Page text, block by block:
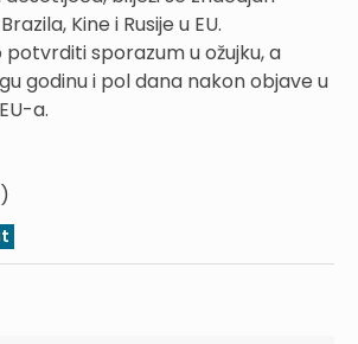
Kine i Rusije u EU.
sporazum u ožujku, a
godinu i pol dana nakon objave u
a.